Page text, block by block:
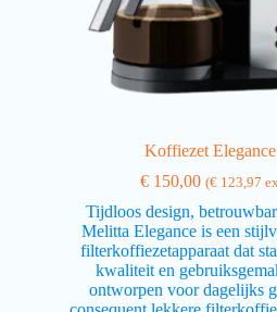
Koffiezet
€150,00 (€123,97
Tijdloos design,
Melitta Elegance is een
filterkoffiezetapparaat dat
kwaliteit en
ontworpen voor dagelijks